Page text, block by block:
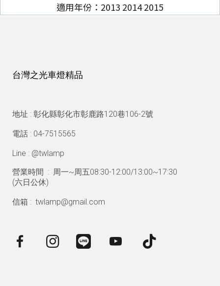
適用年份：2013 2014 2015
台灣之光車燈精品
地址 : 彰化縣彰化市彰鹿路120巷106-2號
電話 : 04-7515565
Line : @twlamp
營業時間 : 周一~周五08:30-12:00/13:00~17:30
(六日公休)
信箱 : twlamp@gmail.com